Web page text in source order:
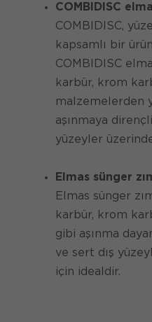
COMBIDISC
COMBIDISC,
kapsamlı bir
COMBIDISC
karbür, krom
malzemelerden
aşınmaya
yüzeyler
Elmas sünger
Elmas sünger
karbür, krom
gibi aşınma
ve sert dış
için idealdir.